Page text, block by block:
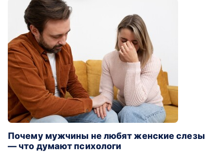
Почему мужчины не любят женские слезы
— что думают психологи